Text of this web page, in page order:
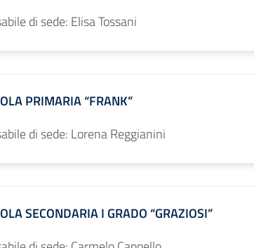
di sede: Elisa Tossani
PRIMARIA “FRANK”
di sede: Lorena Reggianini
SECONDARIA I GRADO “GRAZIOSI”